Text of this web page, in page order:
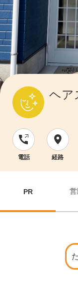
ヘア
電話 経路
PR 営